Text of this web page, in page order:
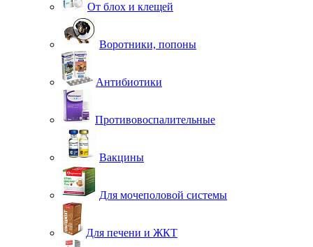
От блох и клещей
Воротники, попоны
Антибиотики
Противовоспалительные
Вакцины
Для мочеполовой системы
Для печени и ЖКТ